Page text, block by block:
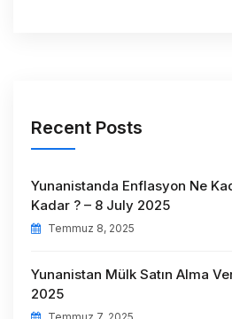
Recent Posts
Yunanistanda Enflasyon Ne
Kadar ? – 8 July 2025
Temmuz 8, 2025
Yunanistan Mülk Satın Alma
2025